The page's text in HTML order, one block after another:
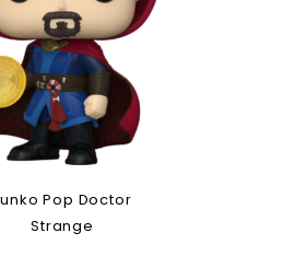
Pop Doctor
Strange